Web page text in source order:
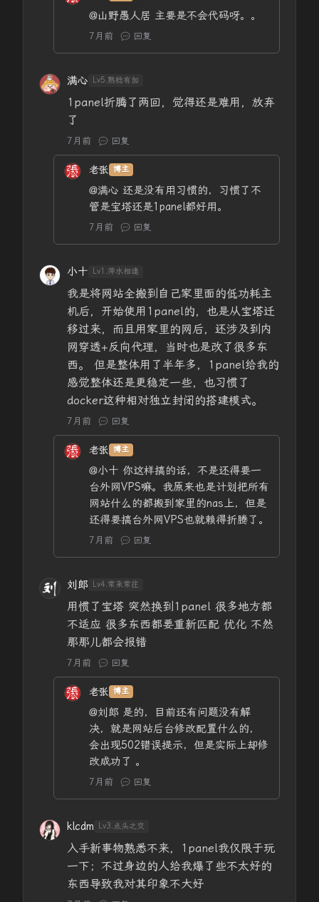
@山野愚人居 主要是不会代码呀。。
7月前 回复
满心 Lv5.熟稔有加
1panel折腾了两回，觉得还是难用，放弃
了
7月前 回复
老张 博主
@满心 还是没有用习惯的，习惯了不
管是宝塔还是1panel都好用。
7月前 回复
小十 Lv1.萍水相逢
我是将网站全搬到自己家里面的低功耗主
机后，开始使用1panel的，也是从宝塔迁
移过来，而且用家里的网后，还涉及到内
网穿透+反向代理，当时也是改了很多东
西。 但是整体用了半年多，1panel给我的
感觉整体还是更稳定一些，也习惯了
docker这种相对独立封闭的搭建模式。
7月前 回复
老张 博主
@小十 你这样搞的话，不是还得要一
台外网VPS嘛。我原来也是计划把所有
网站什么的都搬到家里的nas上，但是
还得要搞台外网VPS也就赖得折腾了。
7月前 回复
刘郎 Lv4.常来常往
用惯了宝塔 突然换到1panel 很多地方都
不适应 很多东西都要重新匹配 优化 不然
那那儿都会报错
7月前 回复
老张 博主
@刘郎 是的，目前还有问题没有解
决，就是网站后台修改配置什么的，
会出现502错误提示，但是实际上却修
改成功了 。
7月前 回复
klcdm Lv3.点头之交
入手新事物熟悉不来，1panel我仅限于玩
一下；不过身边的人给我爆了些不太好的
东西导致我对其印象不大好